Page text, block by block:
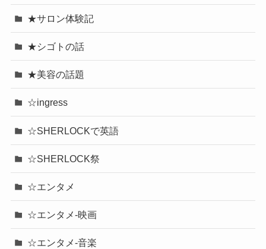
★サロン体験記
★シゴトの話
★美容の話題
☆ingress
☆SHERLOCKで英語
☆SHERLOCK祭
☆エンタメ
☆エンタメ-映画
☆エンタメ-音楽